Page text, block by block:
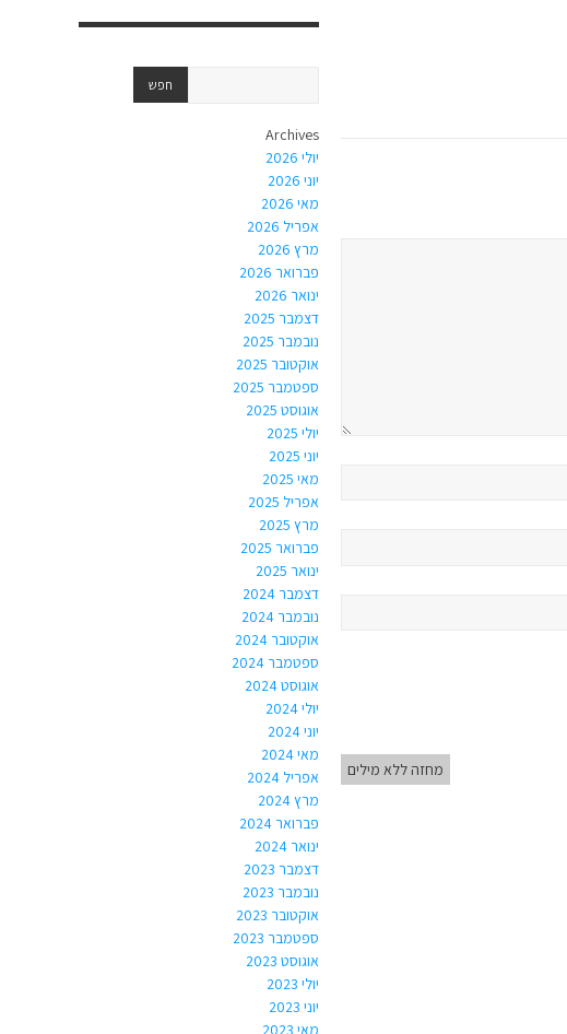
מחזה ללא מילים
Archives
יולי 2026
יוני 2026
מאי 2026
אפריל 2026
מרץ 2026
פברואר 2026
ינואר 2026
דצמבר 2025
נובמבר 2025
אוקטובר 2025
ספטמבר 2025
אוגוסט 2025
יולי 2025
יוני 2025
מאי 2025
אפריל 2025
מרץ 2025
פברואר 2025
ינואר 2025
דצמבר 2024
נובמבר 2024
אוקטובר 2024
ספטמבר 2024
אוגוסט 2024
יולי 2024
יוני 2024
מאי 2024
אפריל 2024
מרץ 2024
פברואר 2024
ינואר 2024
דצמבר 2023
נובמבר 2023
אוקטובר 2023
ספטמבר 2023
אוגוסט 2023
יולי 2023
יוני 2023
מאי 2023